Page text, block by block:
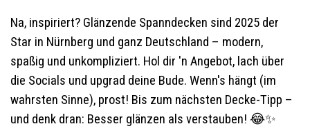
Na, inspiriert? Glänzende Spanndecken sind 2025 der
Star in Nürnberg und ganz Deutschland – modern,
spaßig und unkompliziert. Hol dir 'n Angebot, lach über
die Socials und upgrad deine Bude. Wenn's hängt (im
wahrsten Sinne), prost! Bis zum nächsten Decke-Tipp –
und denk dran: Besser glänzen als verstauben! 😂✨